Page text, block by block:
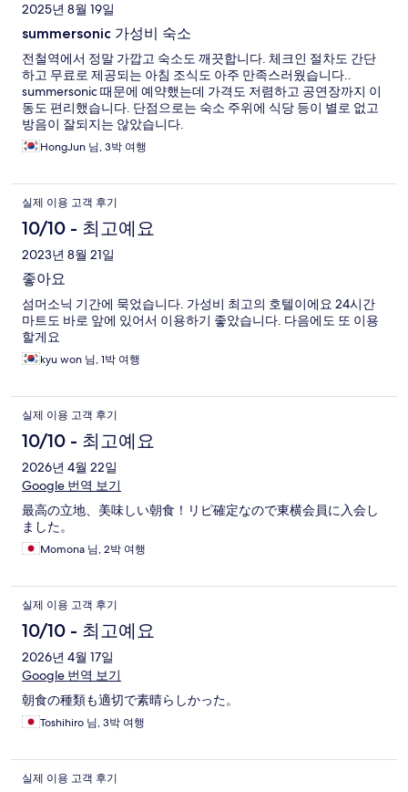
2025년 8월 19일
summersonic 가성비 숙소
전철역에서 정말 가깝고 숙소도 깨끗합니다. 체크인 절차도 간단
하고 무료로 제공되는 아침 조식도 아주 만족스러웠습니다..
summersonic 때문에 예약했는데 가격도 저렴하고 공연장까지 이
동도 편리했습니다. 단점으로는 숙소 주위에 식당 등이 별로 없고
방음이 잘되지는 않았습니다.
HongJun 님, 3박 여행
실제 이용 고객 후기
10/10 - 최고예요
2023년 8월 21일
좋아요
섬머소닉 기간에 묵었습니다. 가성비 최고의 호텔이에요 24시간
마트도 바로 앞에 있어서 이용하기 좋았습니다. 다음에도 또 이용
할게요
kyu won 님, 1박 여행
실제 이용 고객 후기
10/10 - 최고예요
2026년 4월 22일
Google 번역 보기
最高の立地、美味しい朝食！リピ確定なので東横会員に入会し
ました。
Momona 님, 2박 여행
실제 이용 고객 후기
10/10 - 최고예요
2026년 4월 17일
Google 번역 보기
朝食の種類も適切で素晴らしかった。
Toshihiro 님, 3박 여행
실제 이용 고객 후기